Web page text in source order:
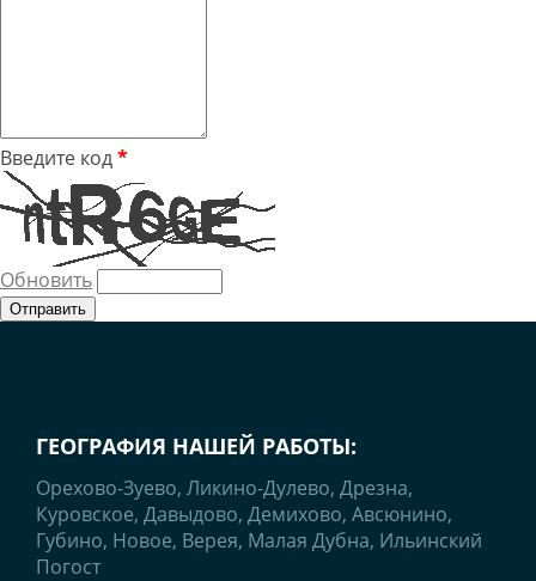
Введите код*
Обновить
ГЕОГРАФИЯ НАШЕЙ РАБОТЫ:
Орехово-Зуево, Ликино-Дулево, Дрезна,
Куровское, Давыдово, Демихово, Авсюнино,
Губино, Новое, Верея, Малая Дубна, Ильинский
Погост